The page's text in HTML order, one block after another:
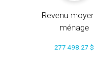
Revenu
ménage
277 498.27 $